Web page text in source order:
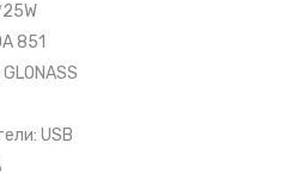
851
USB